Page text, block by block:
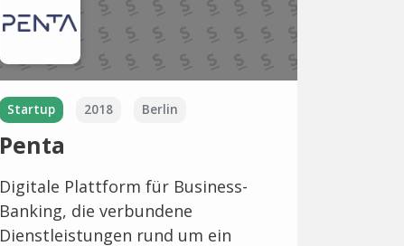
Startup 2018 Berlin
Penta
Digitale Plattform für Business-
Banking, die verbundene
Dienstleistungen rund um ein